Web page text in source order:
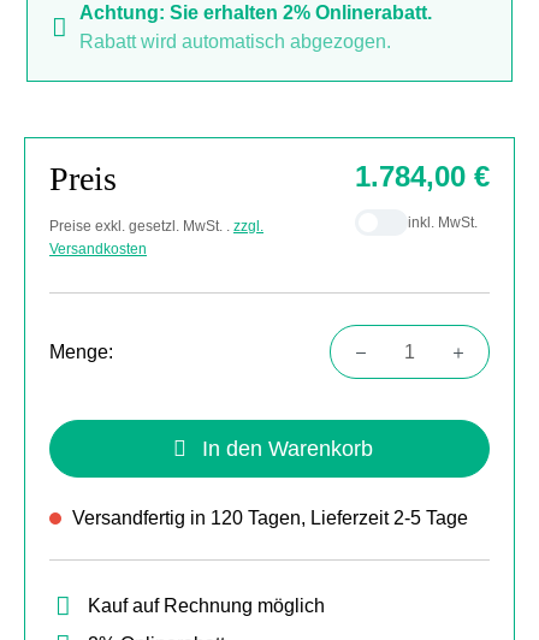
Achtung: Sie erhalten 2% Onlinerabatt.
Rabatt wird automatisch abgezogen.
Preis
Preise exkl. gesetzl. MwSt. . zzgl.
Versandkosten
1.784,00 €
inkl. MwSt.
Menge:
Produkt Anzahl: Gib den gewünschten
In den Warenkorb
Versandfertig in 120 Tagen, Lieferzeit 2-5 Tage
Kauf auf Rechnung möglich